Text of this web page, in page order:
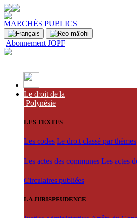
MARCHÉS PUBLICS
Abonnement JOPF
Le droit de la
Polynésie
LES TEXTES
Les codes Le droit classé par thèmes
Les actes des communes Les actes
Circulaires publiées
LA JURISPRUDENCE